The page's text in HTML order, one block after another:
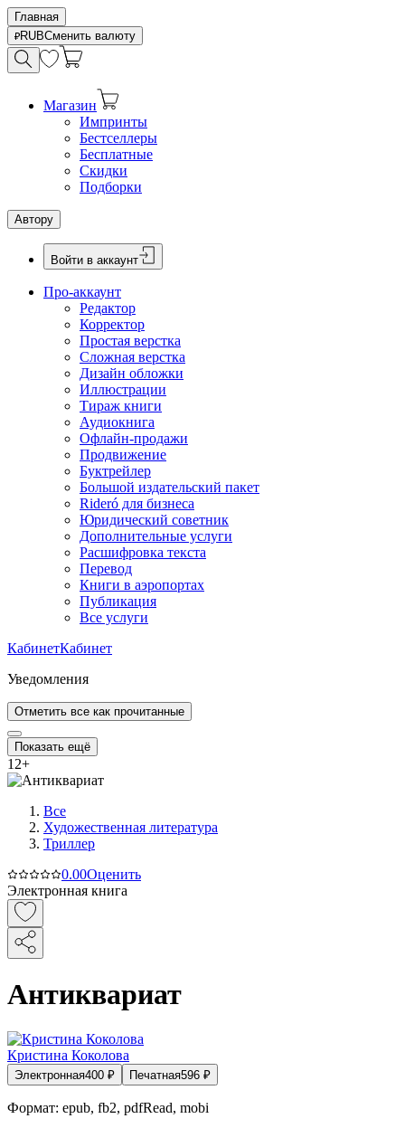
Главная
RUBСменить валюту
Магазин
Импринты
Бестселлеры
Бесплатные
Скидки
Подборки
Автору
Войти в аккаунт
Про-аккаунт
Редактор
Корректор
Простая верстка
Сложная верстка
Дизайн обложки
Иллюстрации
Тираж книги
Аудиокнига
Офлайн-продажи
Продвижение
Буктрейлер
Большой издательский пакет
Rideró для бизнеса
Юридический советник
Дополнительные услуги
Расшифровка текста
Перевод
Книги в аэропортах
Публикация
Все услуги
КабинетКабинет
Уведомления
Отметить все как прочитанные
Показать ещё
12+
Все
Художественная литература
Триллер
0.00Оценить
Электронная книга
Антиквариат
Кристина Коколова
Электронная400 ₽ Печатная596 ₽
Формат: epub, fb2, pdfRead, mobi